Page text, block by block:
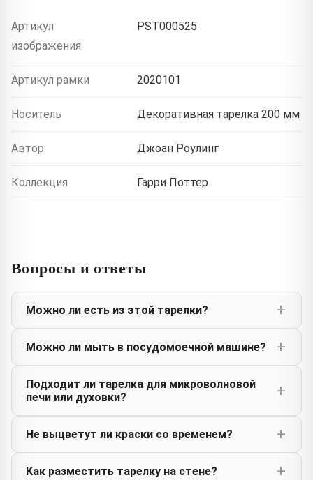
Артикул
изображения
PST000525
Артикул рамки 2020101
Носитель Декоративная тарелка 200 мм
Автор Джоан Роулинг
Коллекция Гарри Поттер
Вопросы и ответы
Можно ли есть из этой тарелки?
Можно ли мыть в посудомоечной машине?
Подходит ли тарелка для микроволновой
печи или духовки?
Не выцветут ли краски со временем?
Как разместить тарелку на стене?